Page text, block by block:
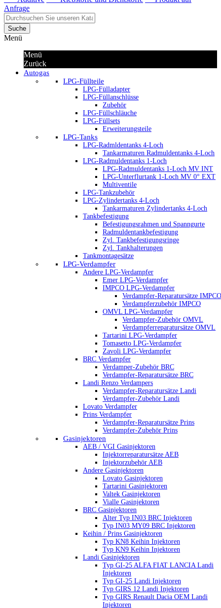
Anfrage
Suche
Menü
Menü
Zurück
Autogas
LPG-Füllteile
LPG-Fülladapter
LPG-Füllanschlüsse
Zubehör
LPG-Füllschläuche
LPG-Füllsets
Erweiterungsteile
LPG-Tanks
LPG-Radmldentanks 4-Loch
Tankarmaturen Radmuldentanks 4-Loch
LPG-Radmuldentanks 1-Loch
LPG-Radmuldentanks 1-Loch MV INT
LPG-Unterflurtank 1-Loch MV 0° EXT
Multiventile
LPG-Tankzubehör
LPG-Zylindertanks 4-Loch
Tankarmaturen Zylindertanks 4-Loch
Tankbefestigung
Befestigungsrahmen und Spanngurte
Radmuldentankbefestigung
Zyl. Tankbefestigungsringe
Zyl. Tankhalterungen
Tankmontagesätze
LPG-Verdampfer
Andere LPG-Verdampfer
Emer LPG-Verdampfer
IMPCO LPG-Verdampfer
Verdampfer-Reparatursätze IMPCO
Verdampferzubehör IMPCO
OMVL LPG-Verdampfer
Verdampfer-Zubehör OMVL
Verdampferreparatursätze OMVL
Tartarini LPG-Verdampfer
Tomasetto LPG-Verdampfer
Zavoli LPG-Verdampfer
BRC Verdampfer
Verdamper-Zubehör BRC
Verdampfer-Reparatursätze BRC
Landi Renzo Verdampers
Verdampfer-Reparatursätze Landi
Verdampfer-Zubehör Landi
Lovato Verdampfer
Prins Verdampfer
Verdampfer-Reparatursätze Prins
Verdampfer-Zubehör Prins
Gasinjektoren
AEB / VGI Gasinjektoren
Injektorreparatursätze AEB
Injektorzubehör AEB
Andere Gasinjektoren
Lovato Gasinjektoren
Tartarini Gasinjektoren
Valtek Gasinjektoren
Vialle Gasinjektoren
BRC Gasinjektoren
Alter Typ IN03 BRC Injektoren
Typ IN03 MY09 BRC Injektoren
Keihin / Prins Gasinjektoren
Typ KN8 Keihin Injektoren
Typ KN9 Keihin Injektoren
Landi Gasinjektoren
Typ GI-25 ALFA FIAT LANCIA Landi
Injektoren
Typ GI-25 Landi Injektoren
Typ GIRS 12 Landi Injektoren
Typ GIRS Renault Dacia OEM Landi
Injektoren